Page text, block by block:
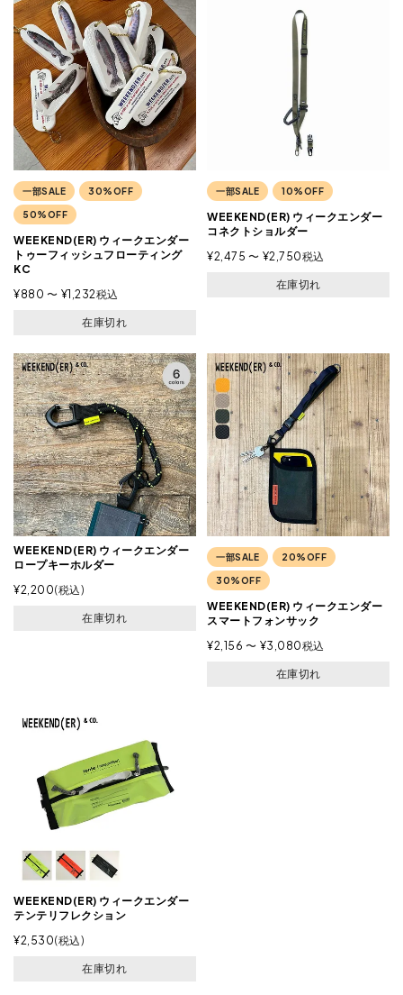
一部SALE 30%OFF
50%OFF
WEEKEND(ER) ウィークエンダー
トゥーフィッシュフローティング
KC
¥880 〜 ¥1,232税込
在庫切れ
一部SALE 10%OFF
WEEKEND(ER) ウィークエンダー
コネクトショルダー
¥2,475 〜 ¥2,750税込
在庫切れ
WEEKEND(ER) ウィークエンダー
ロープキーホルダー
¥2,200 税込
在庫切れ
一部SALE 20%OFF
30%OFF
WEEKEND(ER) ウィークエンダー
スマートフォンサック
¥2,156 〜 ¥3,080税込
在庫切れ
WEEKEND(ER) ウィークエンダー
テンテリフレクション
¥2,530 税込
在庫切れ